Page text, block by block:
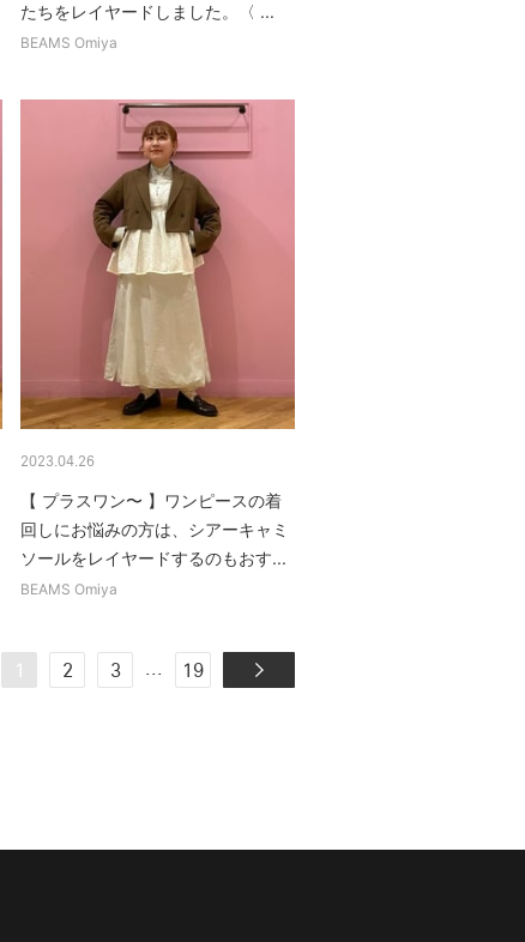
たちをレイヤードしました。〈 ...
BEAMS Omiya
2023.04.26
【 プラスワン〜 】ワンピースの着
回しにお悩みの方は、シアーキャミ
ソールをレイヤードするのもおす...
BEAMS Omiya
1 2 3 ... 19